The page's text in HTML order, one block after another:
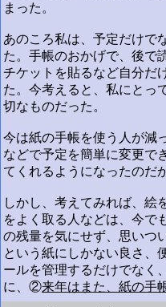
まった。
あのころ私は、予定だけで
た。手帳のおかげで、後で
チケットを貼るなど自分だ
た。今考えると、私にとっ
切なものだった。
今は紙の手帳を使う人が減
などで予定を簡単に変更で
てくれるようになったのだ
しかし、考えてみれば、絵
をよく取る人などは、今で
の残量を気にせず、思いつ
という紙にしかない良さ、
ールを管理するだけでなく
に、②来年はまた、紙の手